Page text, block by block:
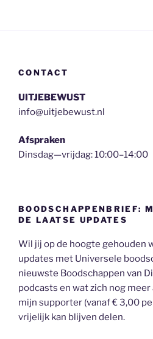
CONTACT
UITJEBEWUST
info@uitjebewust.nl
Afspraken
Dinsdag—vrijdag: 10:00–14:00
BOODSCHAPPENBRIEF:
DE LAATSE UPDATES
Wil jij op de hoogte gehouden
updates met Universele
nieuwste Boodschappen van
podcasts en wat zich nog
mijn supporter (vanaf € 3,00
vrijelijk kan blijven delen.